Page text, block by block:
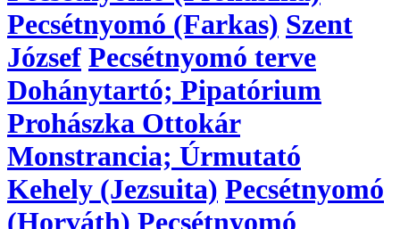
Pecsétnyomó (Farkas) Szent
József Pecsétnyomó terve
Dohánytartó; Pipatórium
Prohászka Ottokár
Monstrancia; Úrmutató
Kehely (Jezsuita) Pecsétnyomó
(Horváth) Pecsétnyomó